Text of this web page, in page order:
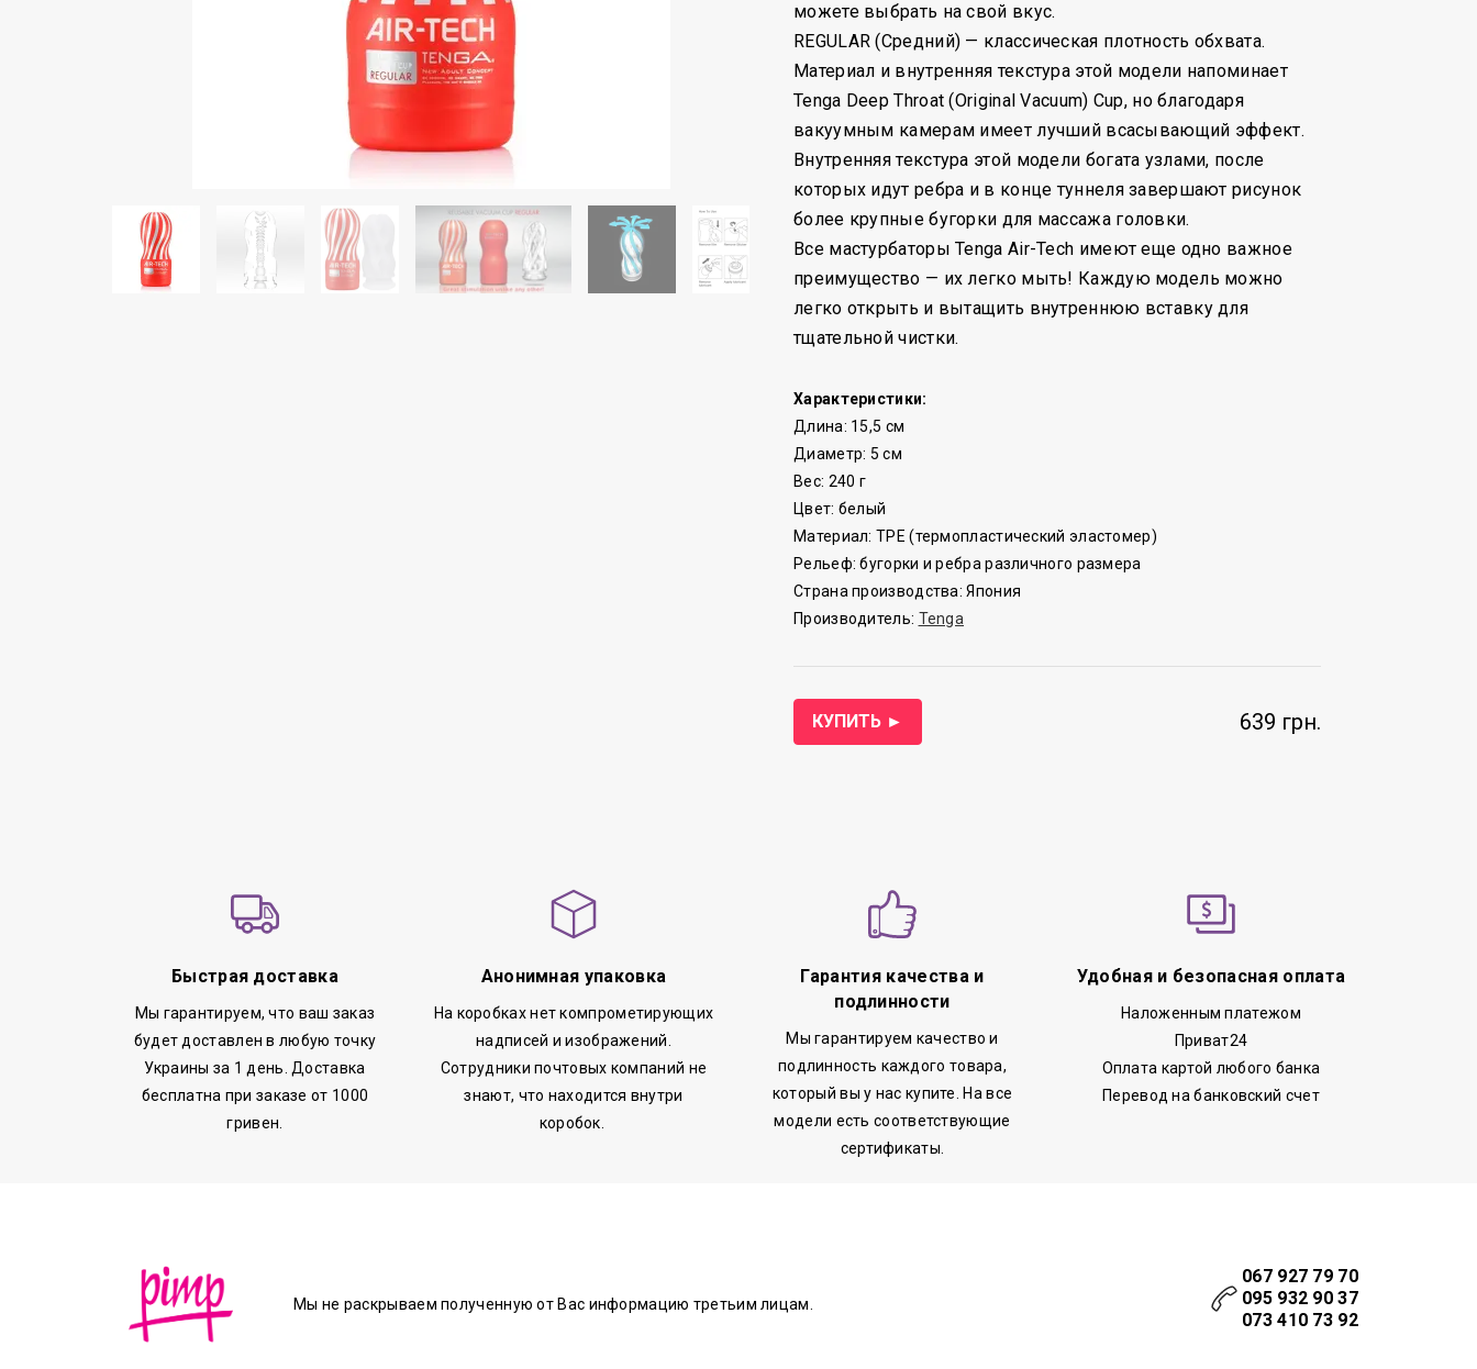
можете выбрать на свой вкус.
REGULAR (Средний) — классическая плотность обхвата.
Материал и внутренняя текстура этой модели напоминает
Tenga Deep Throat (Original Vacuum) Cup, но благодаря
вакуумным камерам имеет лучший всасывающий эффект.
Внутренняя текстура этой модели богата узлами, после
которых идут ребра и в конце туннеля завершают рисунок
более крупные бугорки для массажа головки.
Все мастурбаторы Tenga Air-Tech имеют еще одно важное
преимущество — их легко мыть! Каждую модель можно
легко открыть и вытащить внутреннюю вставку для
тщательной чистки.
Характеристики:
Длина: 15,5 см
Диаметр: 5 см
Вес: 240 г
Цвет: белый
Материал: TPE (термопластический эластомер)
Рельеф: бугорки и ребра различного размера
Страна производства: Япония
Производитель: Tenga
КУПИТЬ ► 639 грн.
Быстрая доставка
Мы гарантируем, что ваш заказ
будет доставлен в любую точку
Украины за 1 день. Доставка
бесплатна при заказе от 1000
гривен.
Анонимная упаковка
На коробках нет компрометирующих
надписей и изображений.
Сотрудники почтовых компаний не
знают, что находится внутри
коробок.
Гарантия качества и
подлинности
Мы гарантируем качество и
подлинность каждого товара,
который вы у нас купите. На все
модели есть соответствующие
сертификаты.
Удобная и безопасная оплата
Наложенным платежом
Приват24
Оплата картой любого банка
Перевод на банковский счет
Мы не раскрываем полученную от Вас информацию третьим лицам.
067 927 79 70
095 932 90 37
073 410 73 92